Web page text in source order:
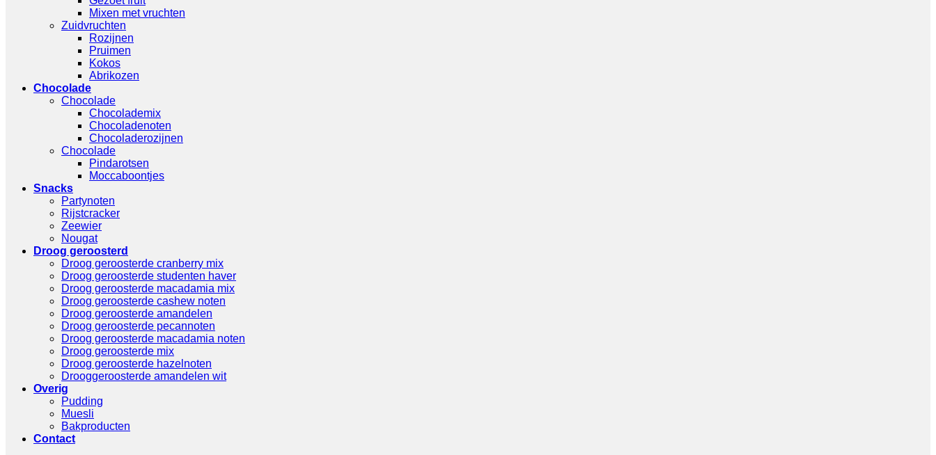
Mixen met vruchten
Zuidvruchten
Rozijnen
Pruimen
Kokos
Abrikozen
Chocolade
Chocolade
Chocolademix
Chocoladenoten
Chocoladerozijnen
Chocolade
Pindarotsen
Moccaboontjes
Snacks
Partynoten
Rijstcracker
Zeewier
Nougat
Droog geroosterd
Droog geroosterde cranberry mix
Droog geroosterde studenten haver
Droog geroosterde macadamia mix
Droog geroosterde cashew noten
Droog geroosterde amandelen
Droog geroosterde pecannoten
Droog geroosterde macadamia noten
Droog geroosterde mix
Droog geroosterde hazelnoten
Drooggeroosterde amandelen wit
Overig
Pudding
Muesli
Bakproducten
Contact